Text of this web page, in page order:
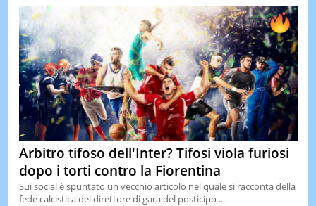
Arbitro tifoso dell'Inter? Tifosi viola furiosi
dopo i torti contro la Fiorentina
Sui social è spuntato un vecchio articolo nel quale si racconta della
fede calcistica del direttore di gara del posticipo ...